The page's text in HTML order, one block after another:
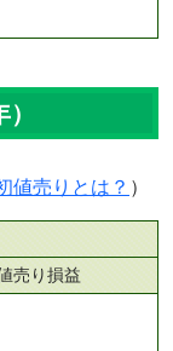
値売りとは？ ）
売り損益